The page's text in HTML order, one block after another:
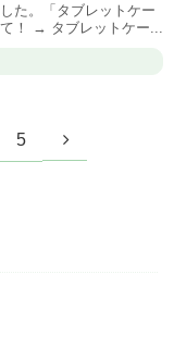
た。「タブレットケー
！ → タブレットケー...
5